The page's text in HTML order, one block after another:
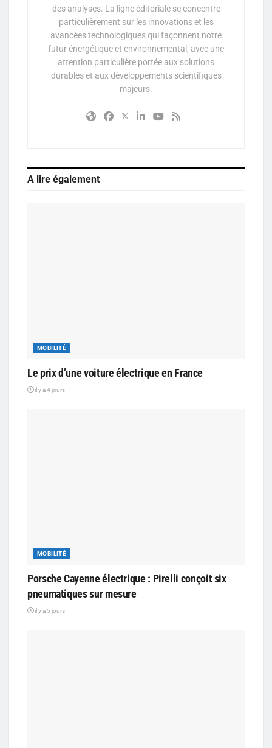
des analyses. La ligne éditoriale se concentre
particulièrement sur les innovations et les
avancées technologiques qui façonnent notre
futur énergétique et environnemental, avec une
attention particulière portée aux solutions
durables et aux développements scientifiques
majeurs.
A lire également
MOBILITÉ
Le prix d’une voiture électrique en France
il y a 4 jours
MOBILITÉ
Porsche Cayenne électrique : Pirelli conçoit six
pneumatiques sur mesure
il y a 5 jours